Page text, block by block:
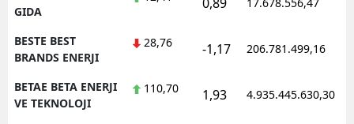
GIDA
BESTE BEST
BRANDS ENERJI
28,76 -1,17 206.781.499,16
BETAE BETA ENERJI
VE TEKNOLOJI
110,70 1,93 4.935.445.630,30